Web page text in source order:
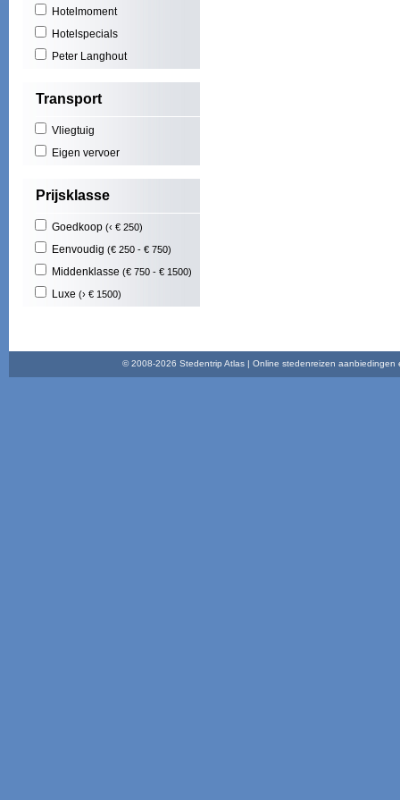
Hotelmoment
Hotelspecials
Peter Langhout
Transport
Vliegtuig
Eigen vervoer
Prijsklasse
Goedkoop (‹ € 250)
Eenvoudig (€ 250 - € 750)
Middenklasse (€ 750 - € 1500)
Luxe (› € 1500)
© 2008-2026 Stedentrip Atlas | Online stedenreizen